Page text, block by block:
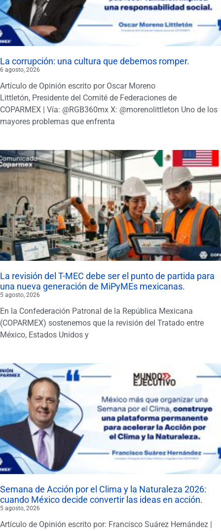
La corrupción: una cultura que debemos romper.
6 agosto, 2026
Artículo de Opinión escrito por Oscar Moreno
Littletón, Presidente del Comité de Federaciones de
COPARMEX | Vía: @RGB360mx X: @morenolittleton Uno de los
mayores problemas que enfrenta
La revisión del T-MEC debe ser el punto de partida para
una nueva generación de MiPyMEs mexicanas.
5 agosto, 2026
En la Confederación Patronal de la República Mexicana
(COPARMEX) sostenemos que la revisión del Tratado entre
México, Estados Unidos y
Semana de Acción por el Clima y la Naturaleza 2026:
cuando México decide convertir las ideas en acción.
5 agosto, 2026
Artículo de Opinión escrito por: Francisco Suárez Hernández |